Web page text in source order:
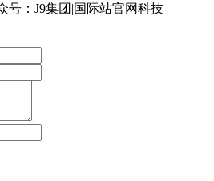
号：J9集团|国际站官网科技